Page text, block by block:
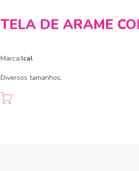
TELA DE ARAME
Marca:Ical
Diversos tamanhos.